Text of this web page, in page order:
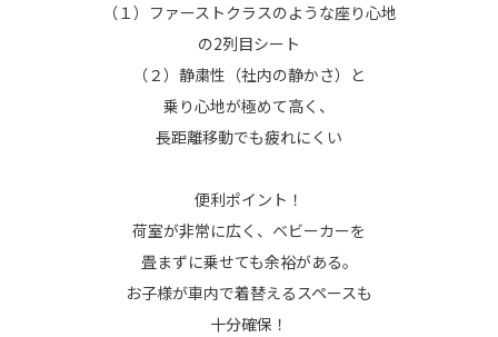
（１）ファーストクラスのような座り心地
の2列目シート
（２）静粛性（社内の静かさ）と
乗り心地が極めて高く、
長距離移動でも疲れにくい
便利ポイント！
荷室が非常に広く、ベビーカーを
畳まずに乗せても余裕がある。
お子様が車内で着替えるスペースも
十分確保！